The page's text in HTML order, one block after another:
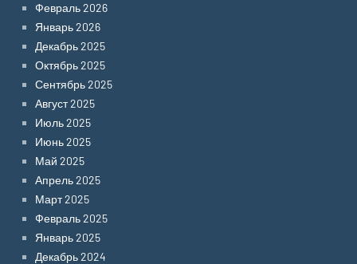
Февраль 2026
Январь 2026
Декабрь 2025
Октябрь 2025
Сентябрь 2025
Август 2025
Июль 2025
Июнь 2025
Май 2025
Апрель 2025
Март 2025
Февраль 2025
Январь 2025
Декабрь 2024